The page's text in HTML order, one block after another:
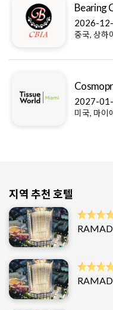
Bearing
2026-
중국, 상하이
2027-
미국, 마이
지역 추천 호텔